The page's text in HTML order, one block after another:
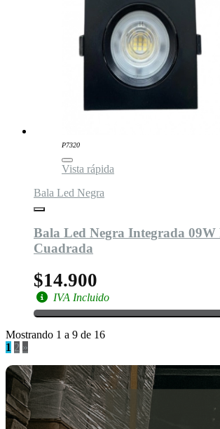
P7320
Vista rápida
Bala Led Negra
Bala Led Negra Integrada 09W
Cuadrada
$14.900
IVA Incluido
Mostrando 1 a 9 de 16
1 2 »